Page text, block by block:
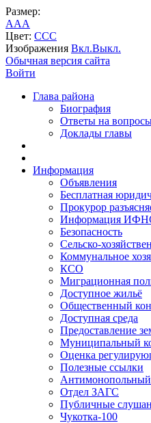
Размер:
AAA
Цвет: CCC
Изображения Вкл.Выкл.
Обычная версия сайта
Войти
Глава района
Биография
Ответы на
Доклады главы
Информация
Объявления
Бесплатная
Прокурор
Информация
Безопасность
Сельско-
Коммунальное
КСО
Миграционная
Доступное жильё
Общественный
Доступная среда
Предоставление
Муниципальный
Оценка
Полезные ссылки
Антимонопольный
Отдел ЗАГС
Публичные
Чукотка-100